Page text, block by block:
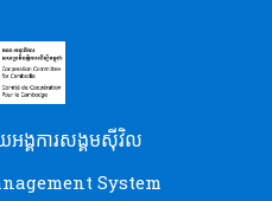
អង្គការសង្គមស៊ីវិល
System